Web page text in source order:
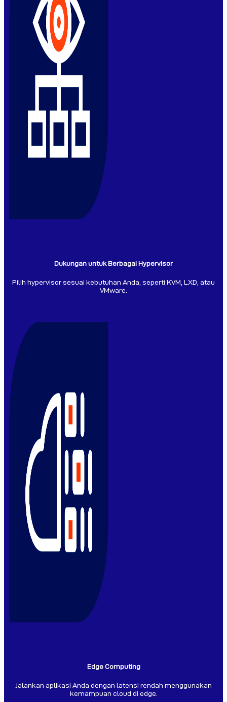
Dukungan untuk Berbagai Hypervisor
Pilih hypervisor sesuai kebutuhan Anda, seperti KVM, LXD, atau
VMware.
Edge Computing
Jalankan aplikasi Anda dengan latensi rendah menggunakan
kemampuan cloud di edge.